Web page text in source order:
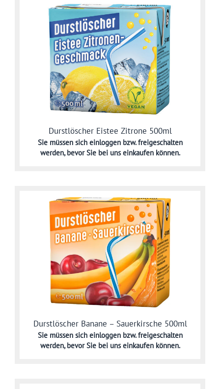
Durstlöscher Eistee Zitrone 500ml
Sie müssen sich einloggen bzw. freigeschalten
werden,bevor Sie bei uns einkaufen können.
Durstlöscher Banane – Sauerkirsche 500ml
Sie müssen sich einloggen bzw. freigeschalten
werden,bevor Sie bei uns einkaufen können.